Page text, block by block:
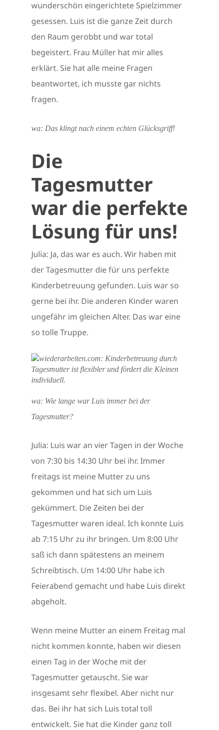
wunderschön eingerichtete Spielzimmer
gesessen. Luis ist die ganze Zeit durch
den Raum gerobbt und war total
begeistert. Frau Müller hat mir alles
erklärt. Sie hat alle meine Fragen
beantwortet, ich musste gar nichts
fragen.
wa: Das klingt nach einem echten Glücksgriff!
Die
Tagesmutter
war die perfekte
Lösung für uns!
Julia: Ja, das war es auch. Wir haben mit
der Tagesmutter die für uns perfekte
Kinderbetreuung gefunden. Luis war so
gerne bei ihr. Die anderen Kinder waren
ungefähr im gleichen Alter. Das war eine
so tolle Truppe.
wa: Wie lange war Luis immer bei der
Tagesmutter?
Julia: Luis war an vier Tagen in der Woche
von 7:30 bis 14:30 Uhr bei ihr. Immer
freitags ist meine Mutter zu uns
gekommen und hat sich um Luis
gekümmert. Die Zeiten bei der
Tagesmutter waren ideal. Ich konnte Luis
ab 7:15 Uhr zu ihr bringen. Um 8:00 Uhr
saß ich dann spätestens an meinem
Schreibtisch. Um 14:00 Uhr habe ich
Feierabend gemacht und habe Luis direkt
abgeholt.
Wenn meine Mutter an einem Freitag mal
nicht kommen konnte, haben wir diesen
einen Tag in der Woche mit der
Tagesmutter getauscht. Sie war
insgesamt sehr flexibel. Aber nicht nur
das. Bei ihr hat sich Luis total toll
entwickelt. Sie hat die Kinder ganz toll